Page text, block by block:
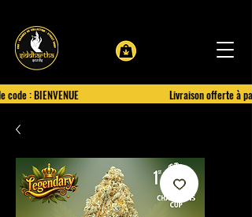
: BIENVENUE Livraison offerte à